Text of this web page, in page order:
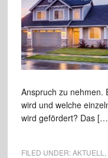
Anspruch zu nehmen.
wird und welche
wird gefördert? Das
FILED UNDER:AKTUELL